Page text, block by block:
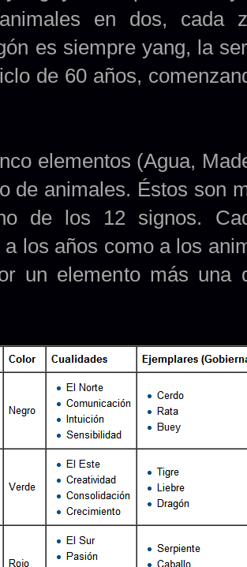
en dos, cada
es siempre yang, la
de 60 años,
elementos (Agua,
de animales. Éstos son
de los 12 signos.
los años como a los
un elemento más una